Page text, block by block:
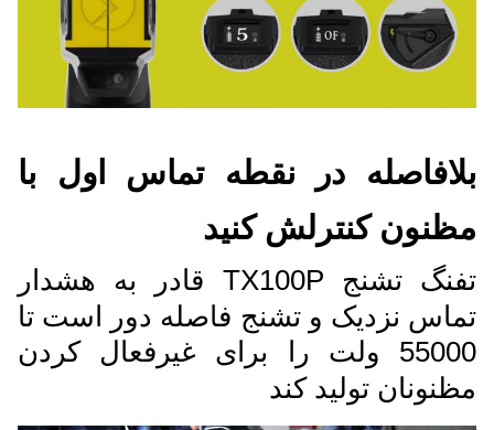
بلافاصله در نقطه تماس اول با
مظنون کنترلش کنيد
تفنگ تشنج TX100P قادر به هشدار
تماس نزدیک و تشنج فاصله دور است تا
55000 ولت را برای غیرفعال کردن
مظنونان تولید کند